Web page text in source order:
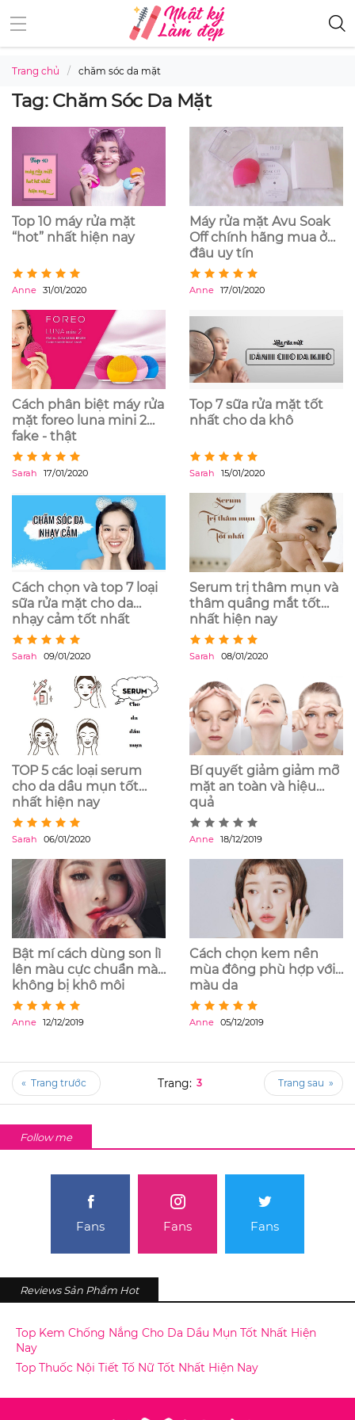
Trang chủ chăm sóc da mặt
Tag: Chăm Sóc Da Mặt
Top 10 máy rửa mặt
“hot” nhất hiện nay
Anne 31/01/2020
Máy rửa mặt Avu Soak
Off chính hãng mua ở
đâu uy tín
Anne 17/01/2020
Cách phân biệt máy rửa
mặt foreo luna mini 2
fake - thật
Sarah 17/01/2020
Top 7 sữa rửa mặt tốt
nhất cho da khô
Sarah 15/01/2020
Cách chọn và top 7 loại
sữa rửa mặt cho da
nhạy cảm tốt nhất
Sarah 09/01/2020
Serum trị thâm mụn và
thâm quầng mắt tốt
nhất hiện nay
Sarah 08/01/2020
TOP 5 các loại serum
cho da dầu mụn tốt
nhất hiện nay
Sarah 06/01/2020
Bí quyết giảm giảm mỡ
mặt an toàn và hiệu
quả
Anne 18/12/2019
Bật mí cách dùng son lì
lên màu cực chuẩn mà
không bị khô môi
Anne 12/12/2019
Cách chọn kem nền
mùa đông phù hợp với
màu da
Anne 05/12/2019
« 3 »
Follow me
Fans Fans Fans
Reviews Sản Phẩm Hot
Top Kem Chống Nắng Cho Da Dầu Mụn Tốt Nhất Hiện
Nay
Top Thuốc Nội Tiết Tố Nữ Tốt Nhất Hiện Nay